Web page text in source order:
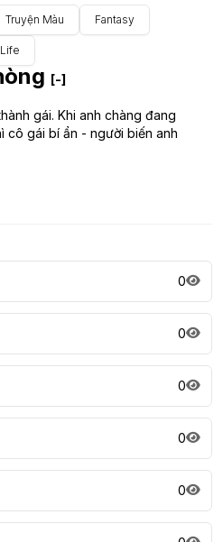
Truyện Màu Fantasy
[-]
gái. Khi anh chàng đang
cô gái bí ẩn - người biến anh
0
0
0
0
0